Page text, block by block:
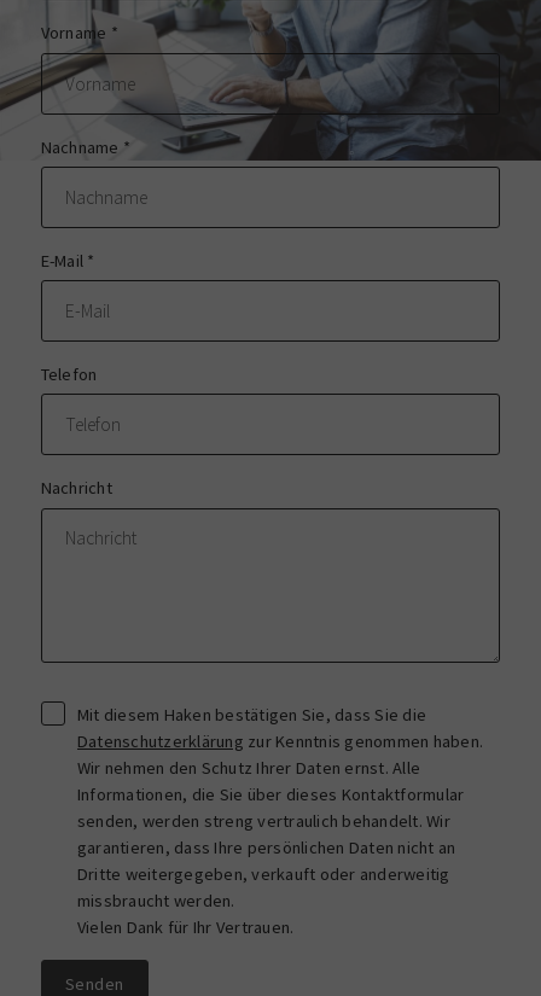
Vorname *
Nachname *
E-Mail *
Telefon
Nachricht
Mit diesem Haken bestätigen Sie, dass Sie die
Datenschutzerklärung zur Kenntnis genommen haben.
Wir nehmen den Schutz Ihrer Daten ernst. Alle
Informationen, die Sie über dieses Kontaktformular
senden, werden streng vertraulich behandelt. Wir
garantieren, dass Ihre persönlichen Daten nicht an
Dritte weitergegeben, verkauft oder anderweitig
missbraucht werden.
Vielen Dank für Ihr Vertrauen.
Senden